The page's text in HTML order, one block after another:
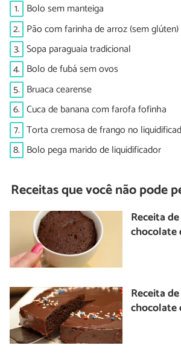
1. Bolo sem manteiga
2. Pão com farinha de arroz (sem glúten)
3. Sopa paraguaia tradicional
4. Bolo de fubá sem ovos
5. Bruaca cearense
6. Cuca de banana com farofa fofinha
7. Torta cremosa de frango no
8. Bolo pega marido de liquidificador
Receitas que você não pode
Receita
chocolate
Receita
chocolate